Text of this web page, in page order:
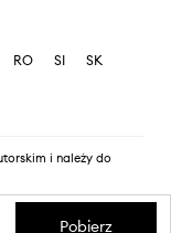
RO SI
SK
i należy do
Pobierz